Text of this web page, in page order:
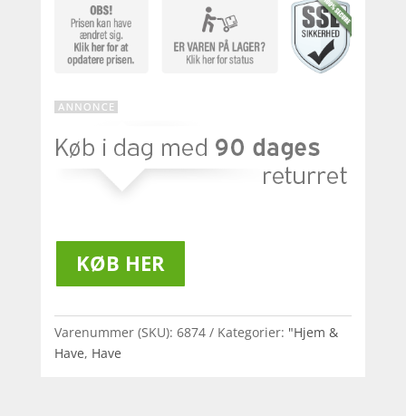
KØB HER
Varenummer (SKU): 6874 Kategorier: "Hjem &
Have, Have